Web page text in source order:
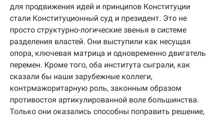
для продвижения идей и принципов Конституции
стали Конституционный суд и президент. Это не
просто структурно-логические звенья в системе
разделения властей. Они выступили как несущая
опора, ключевая матрица и одновременно двигатель
перемен. Кроме того, оба института сыграли, как
сказали бы наши зарубежные коллеги,
контрмажоритарную роль, законным образом
противостоя артикулированной воле большинства.
Только они оказались способны поправить решение,